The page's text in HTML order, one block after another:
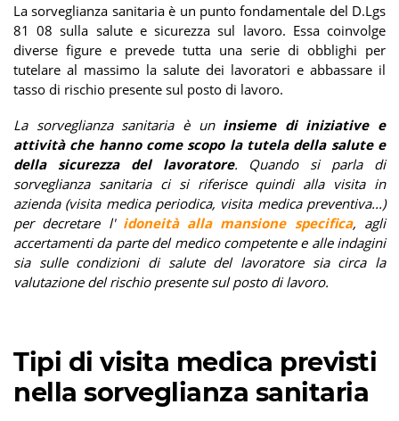
La sorveglianza sanitaria è un punto fondamentale del D.Lgs
81 08 sulla salute e sicurezza sul lavoro. Essa coinvolge
diverse figure e prevede tutta una serie di obblighi per
tutelare al massimo la salute dei lavoratori e abbassare il
tasso di rischio presente sul posto di lavoro.
La sorveglianza sanitaria è un insieme di iniziative e
attività che hanno come scopo la tutela della salute e
della sicurezza del lavoratore. Quando si parla di
sorveglianza sanitaria ci si riferisce quindi alla visita in
azienda (visita medica periodica, visita medica preventiva...)
per decretare l' idoneità alla mansione specifica, agli
accertamenti da parte del medico competente e alle indagini
sia sulle condizioni di salute del lavoratore sia circa la
valutazione del rischio presente sul posto di lavoro.
Tipi di visita medica previsti
nella sorveglianza sanitaria